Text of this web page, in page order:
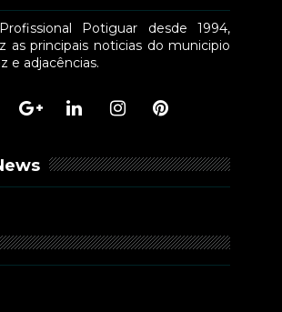
Potiguar desde 1994,
as principais noticias do municipio
e adjacências.